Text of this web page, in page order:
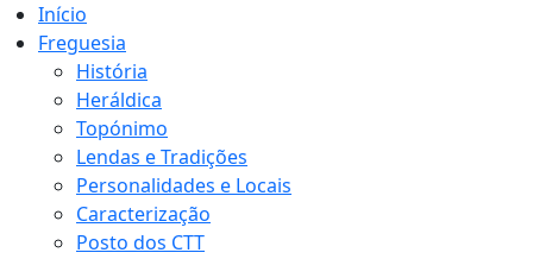
Início
Freguesia
História
Heráldica
Topónimo
Lendas e Tradições
Personalidades e Locais
Caracterização
Posto dos CTT